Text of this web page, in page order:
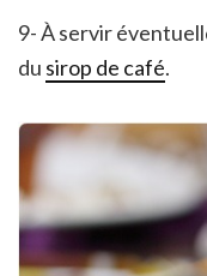
9- À servir
du sirop de café.